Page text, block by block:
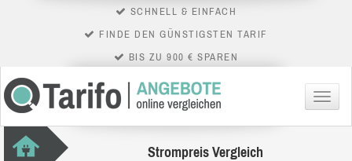
SCHNELL & EINFACH
FINDE DEN GÜNSTIGSTEN TARIF
BIS ZU 900 € SPAREN
Menü
Strompreis Vergleich